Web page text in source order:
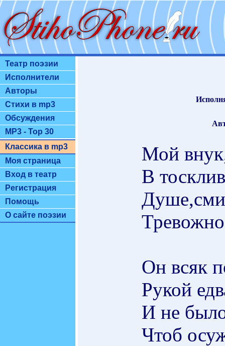
Театр поэзии
Исполнители
Авторы
Стихи в mp3
Обсуждения
MP3 - Top 30
Классика в mp3
Моя страница
Вход в театр
Регистрация
Помощь
О сайте поэзии
Мой
В
Он всяк
Рукой
И не
Чтоб